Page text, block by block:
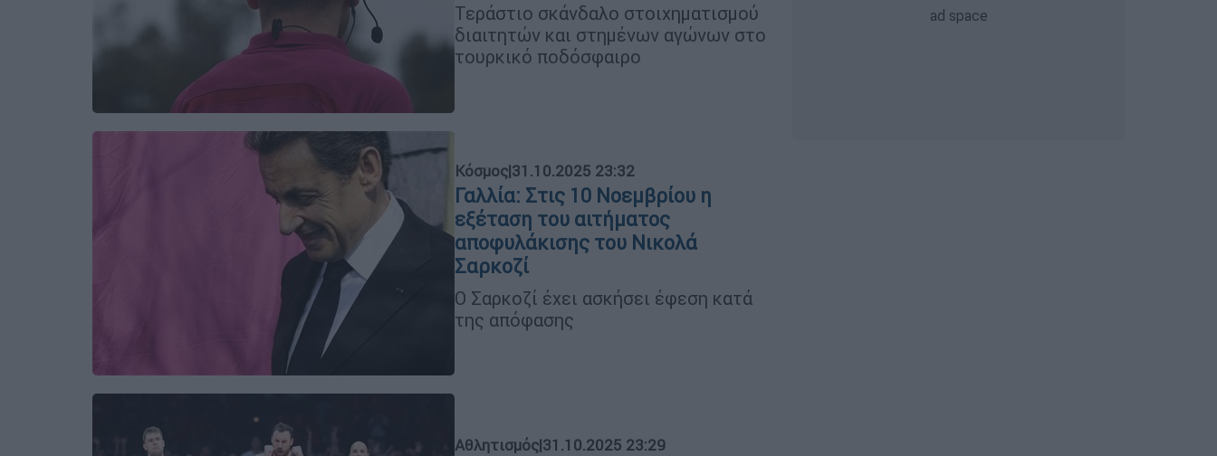
Τεράστιο σκάνδαλο στοιχηματισμού
διαιτητών και στημένων αγώνων στο
τουρκικό ποδόσφαιρο
Κόσμος|31.10.2025 23:32
Γαλλία: Στις 10 Νοεμβρίου η
εξέταση του αιτήματος
αποφυλάκισης του Νικολά
Σαρκοζί
Ο Σαρκοζί έχει ασκήσει έφεση κατά
της απόφασης
Αθλητισμός|31.10.2025 23:29